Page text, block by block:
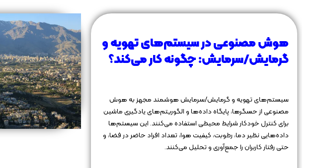
هوش مصنوعی در سیستم‌های تهویه و
گرمایش/سرمایش: چگونه کار می‌کند؟
سیستم‌های تهویه و گرمایش/سرمایش هوشمند مجهز به هوش
مصنوعی از حسگرها، پایگاه داده‌ها و الگوریتم‌های یادگیری ماشین
برای کنترل خودکار شرایط محیطی استفاده می‌کنند. این سیستم‌ها
داده‌هایی نظیر دما، رطوبت، کیفیت هوا، تعداد افراد حاضر در فضا، و
حتی رفتار کاربران را جمع‌آوری و تحلیل می‌کنند.